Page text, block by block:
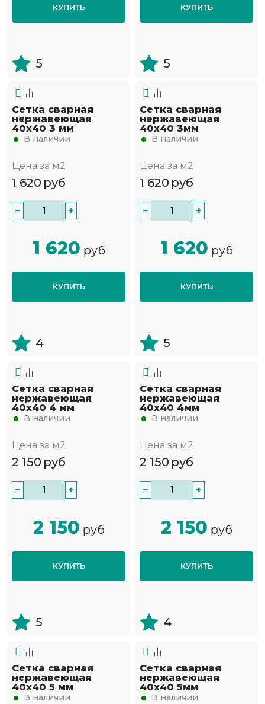
КУПИТЬ
5
КУПИТЬ
5
Сетка сварная
нержавеющая
40х40 3 мм
В наличии
Цена за м2
1 620 руб
− +
1 620 руб
КУПИТЬ
4
Сетка сварная
нержавеющая
40х40 3мм
В наличии
Цена за м2
1 620 руб
− +
1 620 руб
КУПИТЬ
5
Сетка сварная
нержавеющая
40х40 4 мм
В наличии
Цена за м2
2 150 руб
− +
2 150 руб
КУПИТЬ
5
Сетка сварная
нержавеющая
40х40 4мм
В наличии
Цена за м2
2 150 руб
− +
2 150 руб
КУПИТЬ
4
Сетка сварная
нержавеющая
40х40 5 мм
В наличии
Сетка сварная
нержавеющая
40х40 5мм
В наличии